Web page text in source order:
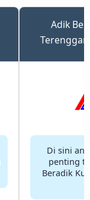
Adik
Di sini
penting
Beradik